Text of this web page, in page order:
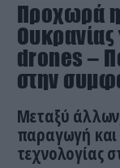
Προχωρά
drones –
στην
Μεταξύ
παραγωγή και
τεχνολογίας